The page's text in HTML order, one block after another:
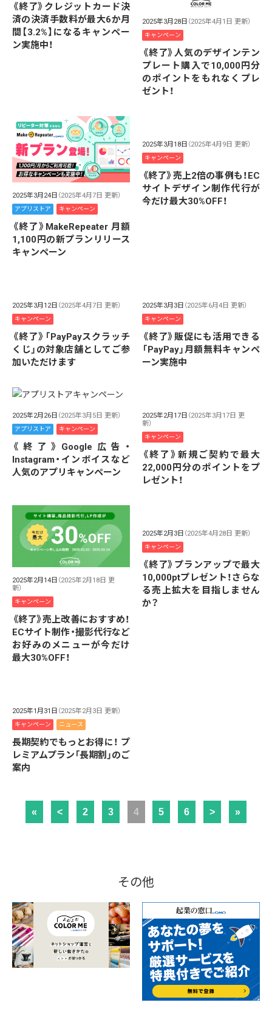
《終了》クレジットカード決
済の決済手数料が最大6か月
間【3.2%】になるキャンペー
ン実施中！
2025年3月28日 （2025年4月1日 更新）
キャンペーン
《終了》人気のデザインテン
プレート購入で10,000円分
のポイントをもれなくプレ
ゼント！
2025年3月24日 （2025年4月7日 更新）
アプリストア キャンペーン
《終了》MakeRepeater 月額
1,100円の新プランリリース
キャンペーン
2025年3月18日 （2025年4月9日 更新）
キャンペーン
《終了》売上2倍の事例も！EC
サイトデザイン制作代行が
今だけ最大30%OFF！
2025年3月12日 （2025年4月7日 更新）
キャンペーン
《終了》「PayPayスクラッチ
くじ」の対象店舗としてご参
加いただけます
2025年3月3日 （2025年6月4日 更新）
キャンペーン
《終了》販促にも活用できる
「PayPay」月額無料キャンペ
ーン実施中
2025年2月26日 （2025年3月5日 更新）
アプリストア キャンペーン
《終了》Google広告・
Instagram・インボイスなど
人気のアプリキャンペーン
2025年2月17日 （2025年3月17日 更
新）
キャンペーン
《終了》新規ご契約で最大
22,000円分のポイントをプ
レゼント！
2025年2月14日 （2025年2月18日 更
新）
キャンペーン
《終了》売上改善におすすめ！
ECサイト制作・撮影代行など
お好みのメニューが今だけ
最大30%OFF！
2025年2月3日 （2025年4月28日 更新）
キャンペーン
《終了》プランアップで最大
10,000ptプレゼント！さらな
る売上拡大を目指しません
か？
2025年1月31日 （2025年2月3日 更新）
キャンペーン ニュース
長期契約でもっとお得に！ プ
レミアムプラン「長期割」のご
案内
« < 2 3 4 5 6 > »
その他